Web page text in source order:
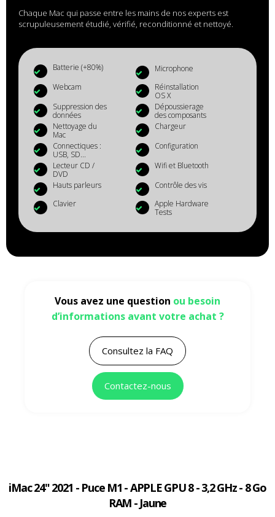
Chaque Mac qui passe entre les mains de nos experts est
scrupuleusement étudié, vérifié, reconditionné et nettoyé.
Batterie (+80%)
Microphone
Webcam
Réinstallation
OS X
Suppression des
données
Dépoussierage
des composants
Nettoyage du
Mac
Chargeur
Connectiques :
USB, SD...
Configuration
Lecteur CD /
DVD
Wifi et Bluetooth
Hauts parleurs
Contrôle des vis
Clavier
Apple Hardware
Tests
Vous avez une question ou besoin
d’informations avant votre achat ?
Consultez la FAQ
Contactez-nous
iMac 24" 2021 - Puce M1 - APPLE GPU 8 - 3,2 GHz - 8 Go
RAM - Jaune